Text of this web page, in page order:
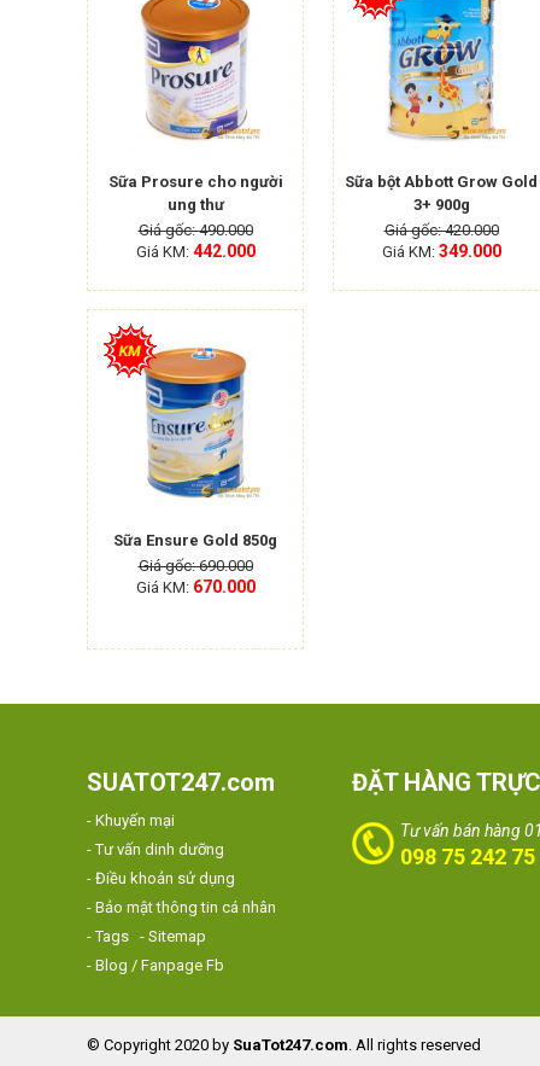
Sữa Prosure cho người
ung thư
Giá gốc: 490.000
Giá KM: 442.000
Sữa bột Abbott Grow Gold
3+ 900g
Giá gốc: 420.000
Giá KM: 349.000
Sữa Ensure Gold 850g
Giá gốc: 690.000
Giá KM: 670.000
SUATOT247.com
- Khuyến mại
- Tư vấn dinh dưỡng
- Điều khoản sử dụng
- Bảo mật thông tin cá nhân
- Tags - Sitemap
- Blog / Fanpage Fb
ĐẶT HÀNG
Tư vấn bán hàng
098 75 242 75
© Copyright 2020 by SuaTot247.com. All rights reserved